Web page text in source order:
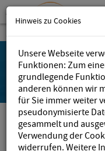
„Die
nur alles, was
Hinweis zu Cookies
Unsere Webseite
Funktionen: Zum
grundlegende
anderen können wir
für Sie immer weiter
pseudonymisierte
gesammelt und
Verwendung der
widerrufen. Weitere